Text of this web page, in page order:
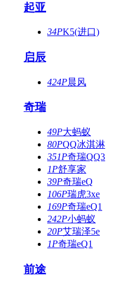
起亚
34PK5(进口)
启辰
424P晨风
奇瑞
49P大蚂蚁
80PQQ冰淇淋
351P奇瑞QQ3
1P舒享家
39P奇瑞eQ
106P瑞虎3xe
169P奇瑞eQ1
242P小蚂蚁
20P艾瑞泽5e
1P奇瑞eQ1
前途